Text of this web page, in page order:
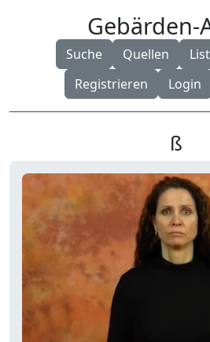
Gebärden-
Suche Quellen
Registrieren
Login
ß